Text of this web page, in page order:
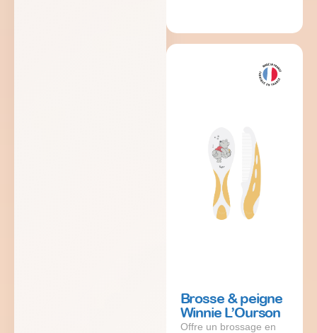
Brosse & peigne
Winnie L’Ourson
Offre un brossage en